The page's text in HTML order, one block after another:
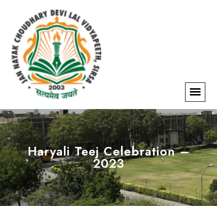
Haryali Teej Celebration –
2023